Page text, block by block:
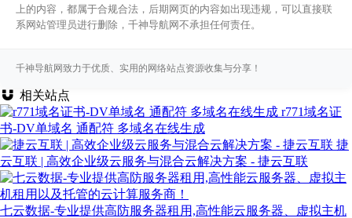
上的内容，都属于合规合法，后期网页的内容如出现违规，可以直接联
系网站管理员进行删除，千神导航网不承担任何责任。
千神导航网致力于优质、实用的网络站点资源收集与分享！
相关站点
r771域名证
书-DV单域名 通配符 多域名在线生成
捷
云互联 | 高效企业级云服务与混合云解决方案 - 捷云互联
七云数据-专业提供高防服务器租用,高性能云服务器、虚拟主机